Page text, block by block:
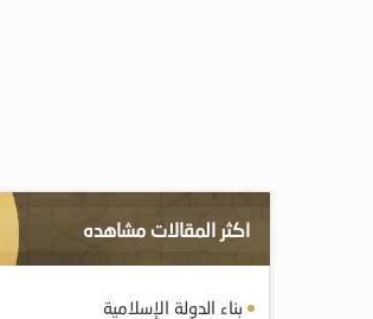
اكثر المقالات مشاهده
بناء الدولة الإسلامية